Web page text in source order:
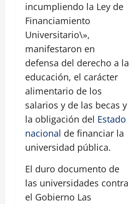
incumpliendo la Ley de
Financiamiento
Universitario\»,
manifestaron en
defensa del derecho a la
educación, el carácter
alimentario de los
salarios y de las becas y
la obligación del Estado
nacional de financiar la
universidad pública.
El duro documento de
las universidades contra
el Gobierno Las